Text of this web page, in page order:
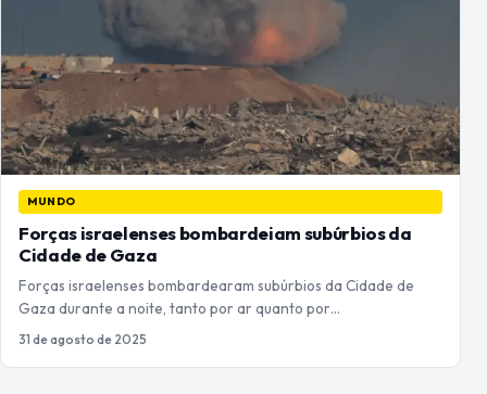
MUNDO
Forças israelenses bombardeiam subúrbios da
Cidade de Gaza
Forças israelenses bombardearam subúrbios da Cidade de
Gaza durante a noite, tanto por ar quanto por…
31 de agosto de 2025